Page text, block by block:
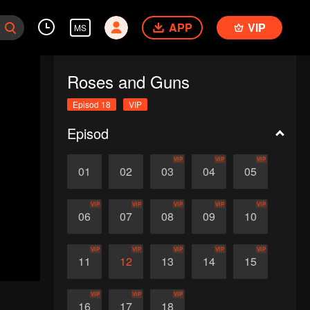
MS APP VIP
Roses and Guns
Episod 18 VIP
Episod
01 02 03
VIP
04
VIP
05
VIP
06
VIP
07
VIP
08
VIP
09
VIP
10
VIP
11
VIP
12
VIP
13
VIP
14
VIP
15
VIP
16
VIP
17
VIP
18
VIP